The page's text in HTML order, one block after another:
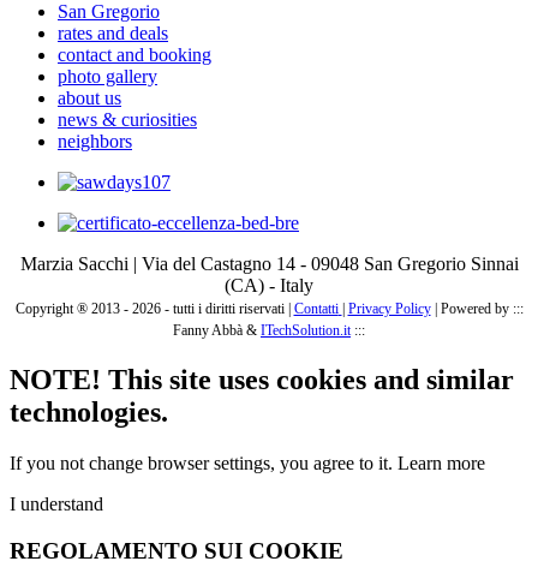
San Gregorio
rates and deals
contact and booking
photo gallery
about us
news & curiosities
neighbors
Marzia Sacchi | Via del Castagno 14 - 09048 San Gregorio Sinnai
(CA) - Italy
Copyright ® 2013 - 2026 - tutti i diritti riservati | Contatti Privacy Policy| Powered by :::
Fanny Abbà & ITechSolution.it:::
NOTE! This site uses cookies and similar
technologies.
If you not change browser settings, you agree to it. Learn more
I understand
REGOLAMENTO SUI COOKIE